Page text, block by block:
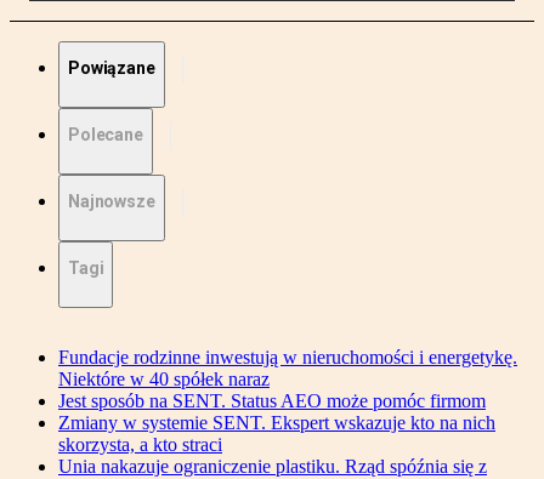
Powiązane
Polecane
Najnowsze
Tagi
Fundacje rodzinne inwestują w nieruchomości i energetykę.
Niektóre w 40 spółek naraz
Jest sposób na SENT. Status AEO może pomóc firmom
Zmiany w systemie SENT. Ekspert wskazuje kto na nich
skorzysta, a kto straci
Unia nakazuje ograniczenie plastiku. Rząd spóźnia się z